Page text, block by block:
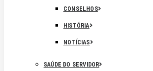
CONSELHOS
HISTÓRIA
NOTÍCIAS
SAÚDE DO SERVIDOR